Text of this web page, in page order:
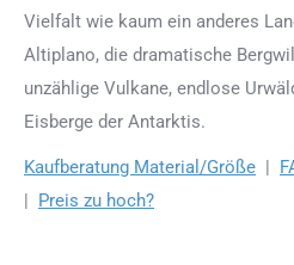
Vielfalt wie kaum ein anderes
Altiplano, die dramatische
unzählige Vulkane, endlose
Eisberge der Antarktis.
Kaufberatung Material/Größe |
| Preis zu hoch?